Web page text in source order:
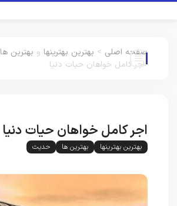
صفحه اصلی > بهترین بهترینها و بهترین ها
اجر کامل خواهان حیات دنیا
اجر کامل خواهان حیات دنیا
بهترین بهترینها بهترین ها حدیث